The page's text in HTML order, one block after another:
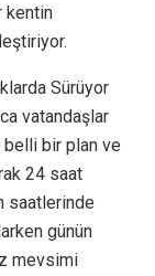
kentin
Sürüyor
vatandaşlar
belli bir plan ve
24 saat
saatlerinde
günün
mevsimi